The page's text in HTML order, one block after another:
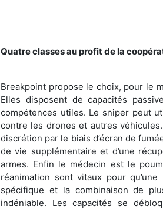
Quatre classes au profit de la
Breakpoint propose le choix, pour le
Elles disposent de capacités
compétences utiles. Le sniper peut
contre les drones et autres
discrétion par le biais d’écran de
de vie supplémentaire et d’une
armes. Enfin le médecin est le
réanimation sont vitaux pour
spécifique et la combinaison de
indéniable. Les capacités se